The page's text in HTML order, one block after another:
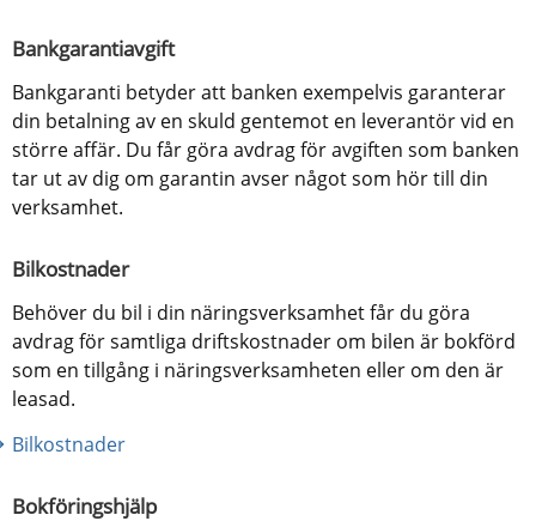
Bankgarantiavgift
Bankgaranti betyder att banken exempelvis garanterar
din betalning av en skuld gentemot en leverantör vid en
större affär. Du får göra avdrag för avgiften som banken
tar ut av dig om garantin avser något som hör till din
verksamhet.
Bilkostnader
Behöver du bil i din näringsverksamhet får du göra
avdrag för samtliga driftskostnader om bilen är bokförd
som en tillgång i näringsverksamheten eller om den är
leasad.
Bilkostnader
Bokföringshjälp